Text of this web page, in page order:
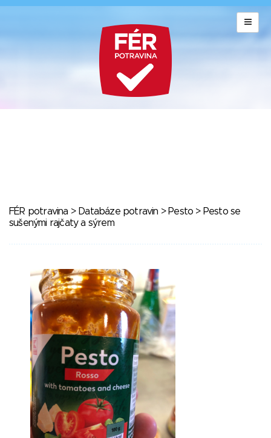
FÉR potravina > Databáze potravin > Pesto > Pesto se
sušenými rajčaty a sýrem